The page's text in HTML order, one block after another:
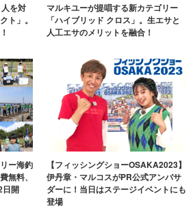
を対
ト」。
マルキユーが提唱する新カテゴリー
「ハイブリッド クロス」。生エサと
人工エサのメリットを融合！
ー海釣
無料、
日開
【フィッシングショーOSAKA2023】
伊丹章・マルコスがPR公式アンバサ
ダーに！当日はステージイベントにも
登場